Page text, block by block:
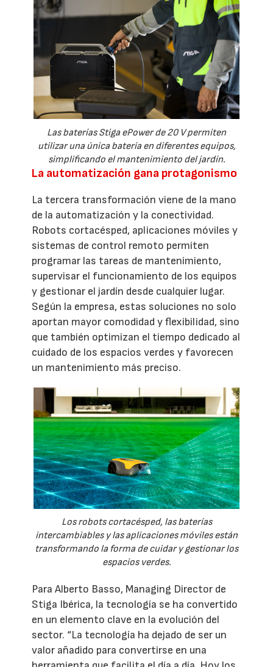
Las baterías Stiga ePower de 20 V permiten
utilizar una única batería en diferentes equipos,
simplificando el mantenimiento del jardín.
La automatización gana protagonismo
La tercera transformación viene de la mano
de la automatización y la conectividad.
Robots cortacésped, aplicaciones móviles y
sistemas de control remoto permiten
programar las tareas de mantenimiento,
supervisar el funcionamiento de los equipos
y gestionar el jardín desde cualquier lugar.
Según la empresa, estas soluciones no solo
aportan mayor comodidad y flexibilidad, sino
que también optimizan el tiempo dedicado al
cuidado de los espacios verdes y favorecen
un mantenimiento más preciso.
Los robots cortacésped, las baterías
intercambiables y las aplicaciones móviles están
transformando la forma de cuidar y gestionar los
espacios verdes.
Para Alberto Basso, Managing Director de
Stiga Ibérica, la tecnología se ha convertido
en un elemento clave en la evolución del
sector. “La tecnología ha dejado de ser un
valor añadido para convertirse en una